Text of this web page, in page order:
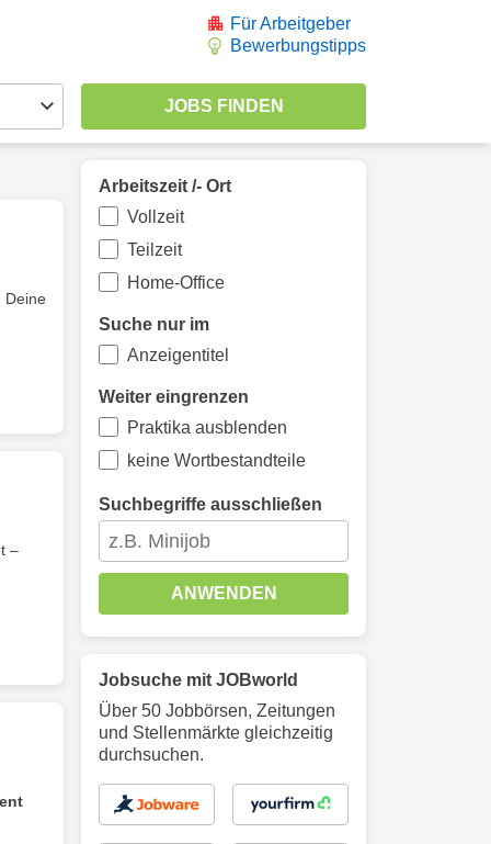
Für Arbeitgeber
Bewerbungstipps
–
Arbeitszeit /- Ort
Vollzeit
Teilzeit
Home-Office
Suche nur im
Anzeigentitel
Weiter eingrenzen
Praktika ausblenden
keine Wortbestandteile
Suchbegriffe ausschließen
ANWENDEN
Jobsuche mit JOBworld
Über 50 Jobbörsen, Zeitungen
und Stellenmärkte gleichzeitig
durchsuchen.